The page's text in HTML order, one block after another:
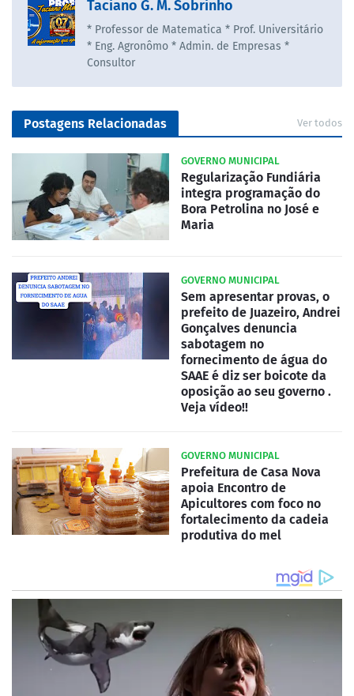
Taciano G. M. Sobrinho
* Professor de Matematica * Prof. Universitário
* Eng. Agronômo * Admin. de Empresas *
Consultor
Postagens Relacionadas Ver todos
GOVERNO MUNICIPAL
Regularização Fundiária
integra programação do
Bora Petrolina no José e
Maria
GOVERNO MUNICIPAL
Sem apresentar provas, o
prefeito de Juazeiro, Andrei
Gonçalves denuncia
sabotagem no
fornecimento de água do
SAAE é diz ser boicote da
oposição ao seu governo .
Veja vídeo!!
GOVERNO MUNICIPAL
Prefeitura de Casa Nova
apoia Encontro de
Apicultores com foco no
fortalecimento da cadeia
produtiva do mel